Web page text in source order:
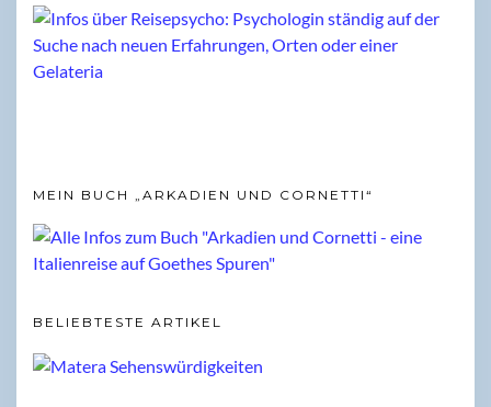
MEIN BUCH „ARKADIEN UND CORNETTI“
BELIEBTESTE ARTIKEL